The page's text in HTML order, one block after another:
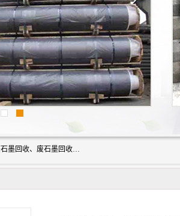
河北石墨回收厂家昊联碳素有限公司主要经营业务：石墨粉子回收、废石墨方子回收、高纯废石墨回收、废石墨回收、石墨电极回收、废石墨板回收、石墨增碳剂、单晶硅石墨、单晶硅石墨回收、废多晶硅石墨、废多晶硅石墨回收、废高纯石墨回收、废石墨、废石墨棒、废石墨棒回收、废石墨换热器回收、高纯石墨回收、石墨粉回收、石墨换热器回收、石墨纸回收、回收石墨板、回收石墨电极、石墨板回收、石墨回收。